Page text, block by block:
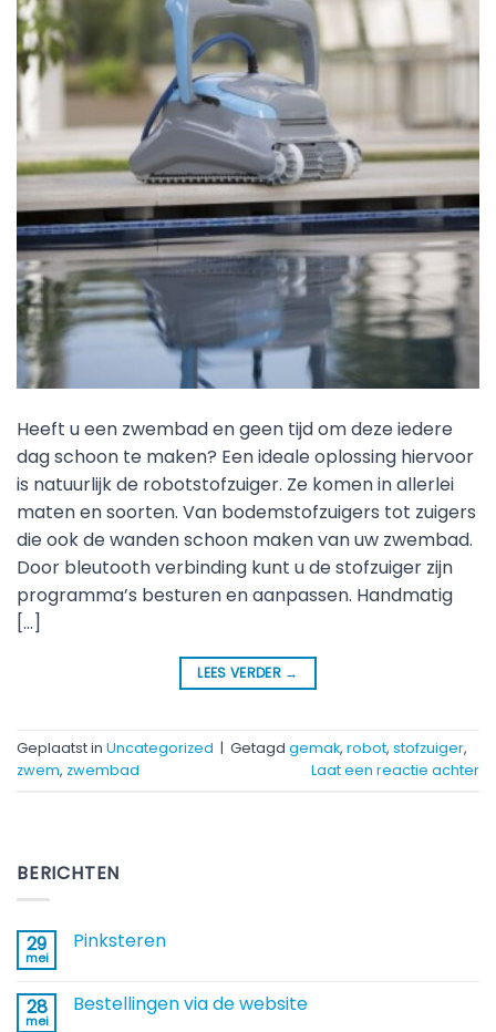
Heeft u een zwembad en geen tijd om deze iedere
dag schoon te maken? Een ideale oplossing hiervoor
is natuurlijk de robotstofzuiger. Ze komen in allerlei
maten en soorten. Van bodemstofzuigers tot zuigers
die ook de wanden schoon maken van uw zwembad.
Door bleutooth verbinding kunt u de stofzuiger zijn
programma’s besturen en aanpassen. Handmatig
[…]
LEES VERDER →
Geplaatst in Uncategorized | Getagd gemak, robot, stofzuiger,
zwem, zwembad Laat een reactie achter
BERICHTEN
29
mei
Pinksteren
Pinksteren
28
mei
Bestellingen via de website